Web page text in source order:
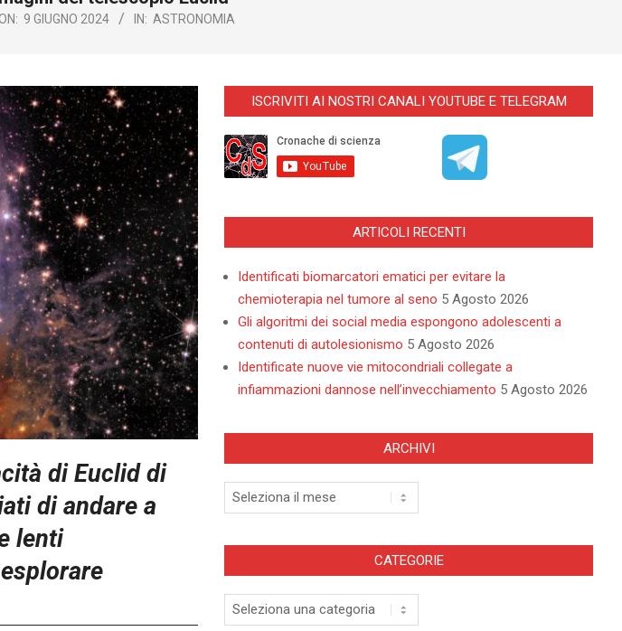
9 GIUGNO 2024 IN: ASTRONOMIA
di Euclid di
di andare a
lenti
ISCRIVITI AI NOSTRI CANALI YOUTUBE E TELEGRAM
ARTICOLI RECENTI
Identificati biomarcatori ematici per evitare la
chemioterapia nel tumore al seno 5 Agosto 2026
Gli algoritmi dei social media espongono adolescenti a
contenuti di autolesionismo 5 Agosto 2026
Identificate nuove vie mitocondriali collegate a
infiammazioni dannose nell’invecchiamento 5 Agosto 2026
ARCHIVI
Archivi
CATEGORIE
Categorie